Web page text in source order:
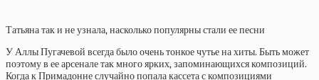
Татьяна так и не узнала, насколько популярны стали ее песни
У Аллы Пугачевой всегда было очень тонкое чутье на хиты. Быть может
поэтому в ее арсенале так много ярких, запоминающихся композиций.
Когда к Примадонне случайно попала кассета с композициями